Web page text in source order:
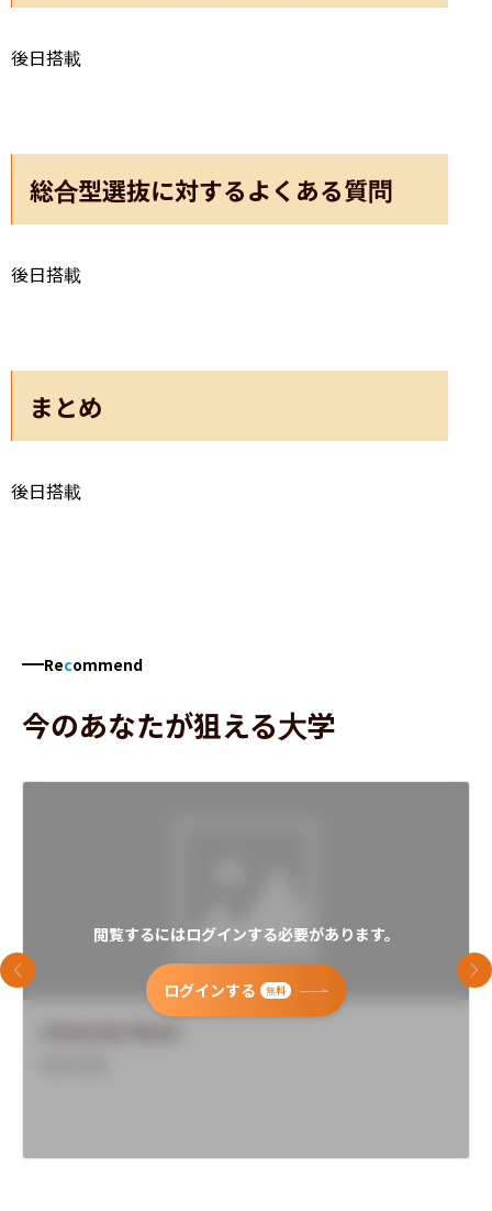
後日搭載
総合型選抜に対するよくある質問
後日搭載
まとめ
後日搭載
Recommend
今のあなたが狙える大学
閲覧するにはログインする必要があります。
ログインする 無料
前のスライド 次